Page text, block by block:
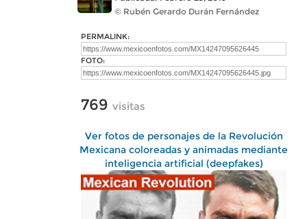
© Rubén Gerardo Durán Fernández
PERMALINK:
FOTO:
769 visitas
Ver fotos de personajes de la Revolución
Mexicana coloreadas y animadas mediante
inteligencia artificial (deepfakes)